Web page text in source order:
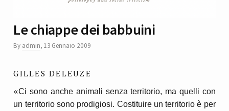
Le chiappe dei babbuini
By admin, 13 Gennaio 2009
GILLES DELEUZE
«Ci sono anche animali senza territorio, ma quelli con
un territorio sono prodigiosi. Costituire un territorio è per